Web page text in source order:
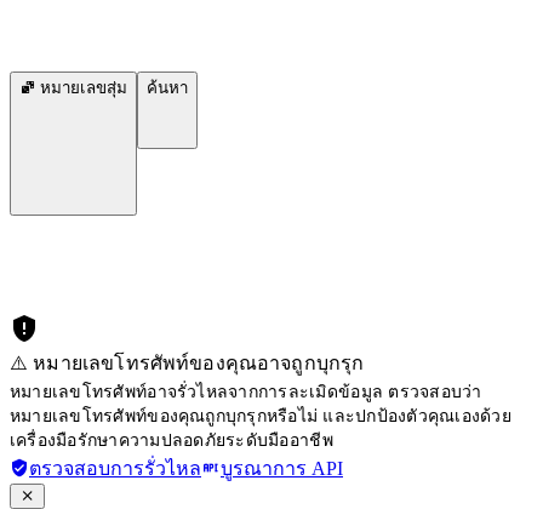
หมายเลขสุ่ม ค้นหา
⚠️ หมายเลขโทรศัพท์ของคุณอาจถูกบุกรุก
หมายเลขโทรศัพท์อาจรั่วไหลจากการละเมิดข้อมูล ตรวจสอบว่า
หมายเลขโทรศัพท์ของคุณถูกบุกรุกหรือไม่ และปกป้องตัวคุณเองด้วย
เครื่องมือรักษาความปลอดภัยระดับมืออาชีพ
ตรวจสอบการรั่วไหล บูรณาการ API